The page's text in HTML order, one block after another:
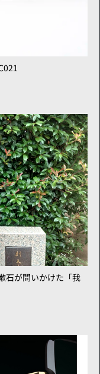
石が問いかけた「我